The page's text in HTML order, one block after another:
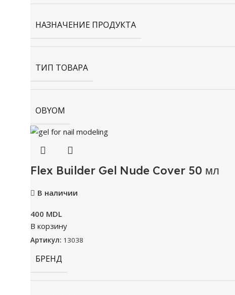
НАЗНАЧЕНИЕ ПРОДУКТА
ТИП ТОВАРА
OBYOM
Flex Builder Gel Nude Cover 50 мл
В наличии
400 MDL
В корзину
Артикул: 13038
БРЕНД